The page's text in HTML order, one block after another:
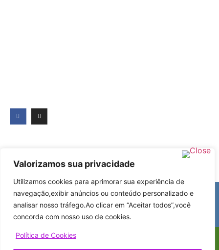
Valorizamos sua privacidade
Utilizamos cookies para aprimorar sua experiência de
navegação,exibir anúncios ou conteúdo personalizado e
analisar nosso tráfego.Ao clicar em “Aceitar todos”,você
concorda com nosso uso de cookies.
Política de Cookies
+55 (11) 5571-2579
lojavirtual@absurdofantasias.com.br
Seg - Sex: 9:30h - 20h | Sab: 10hàs 18h
© 2026 TODOS OS DIREITOS RESERVADOS A ABSURDO